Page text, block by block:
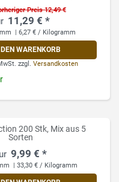
Preis 12,49 €
11,29 € *
| 6,27 € / Kilogramm
DEN WARENKORB
zzgl. Versandkosten
200 Stk, Mix aus 5
Sorten
9,99 € *
| 33,30 € / Kilogramm